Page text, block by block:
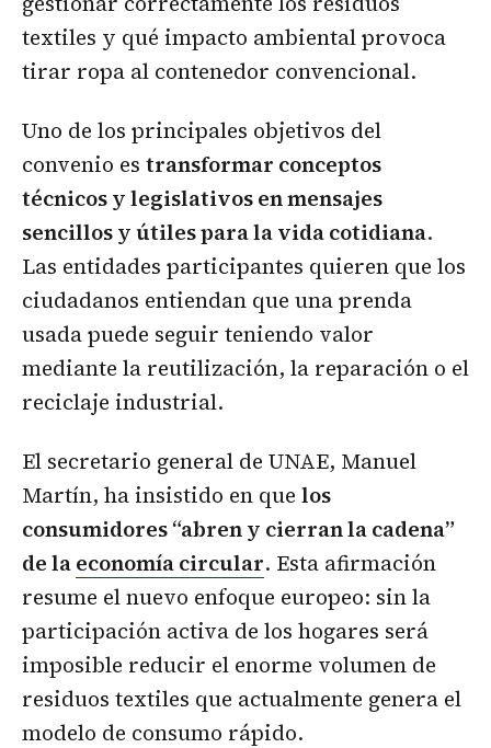
textiles y qué impacto ambiental provoca
tirar ropa al contenedor convencional.
Uno de los principales objetivos del
convenio es transformar conceptos
técnicos y legislativos en mensajes
sencillos y útiles para la vida cotidiana.
Las entidades participantes quieren que los
ciudadanos entiendan que una prenda
usada puede seguir teniendo valor
mediante la reutilización, la reparación o el
reciclaje industrial.
El secretario general de UNAE, Manuel
Martín, ha insistido en que los
consumidores “abren y cierran la cadena”
de laeconomía circular. Esta afirmación
resume el nuevo enfoque europeo: sin la
participación activa de los hogares será
imposible reducir el enorme volumen de
residuos textiles que actualmente genera el
modelo de consumo rápido.